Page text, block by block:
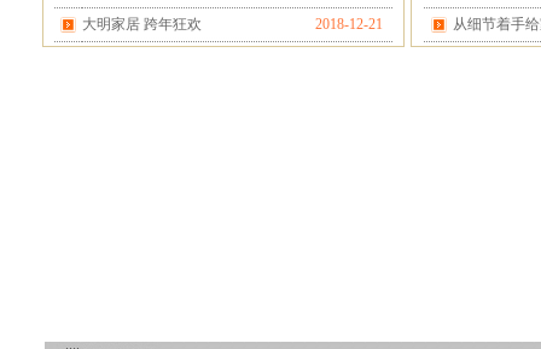
大明家居 跨年狂欢
2018-12-21
从细节着手